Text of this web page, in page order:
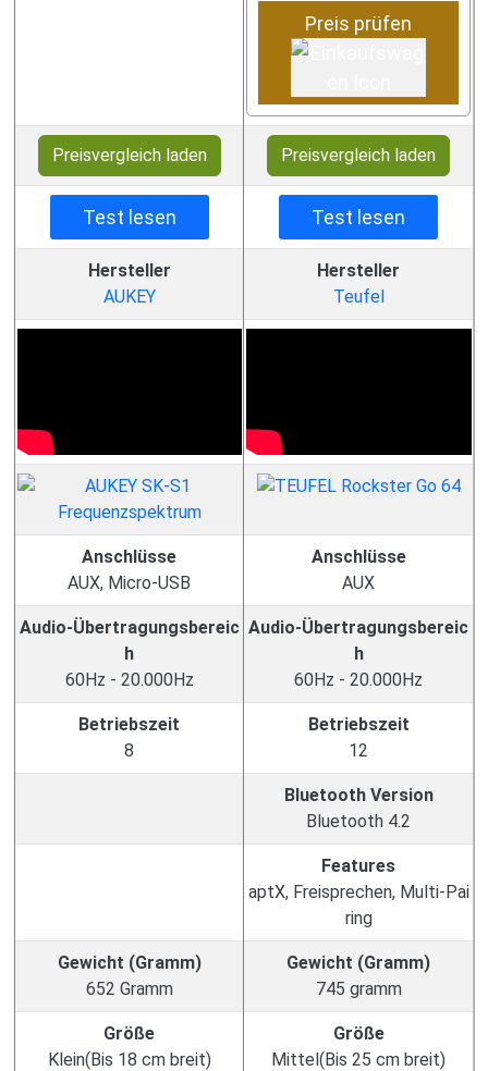
Preis prüfen
Preisvergleich laden Preisvergleich laden
Test lesen Test lesen
Hersteller
AUKEY
Hersteller
Teufel
Anschlüsse
AUX, Micro-USB
Anschlüsse
AUX
Audio-Übertragungsbereic
h
60Hz - 20.000Hz
Audio-Übertragungsbereic
h
60Hz - 20.000Hz
Betriebszeit
8
Betriebszeit
12
Bluetooth Version
Bluetooth 4.2
Features
aptX, Freisprechen, Multi-Pai
ring
Gewicht (Gramm)
652 Gramm
Gewicht (Gramm)
745 gramm
Größe
Klein(Bis 18 cm breit)
Größe
Mittel(Bis 25 cm breit)